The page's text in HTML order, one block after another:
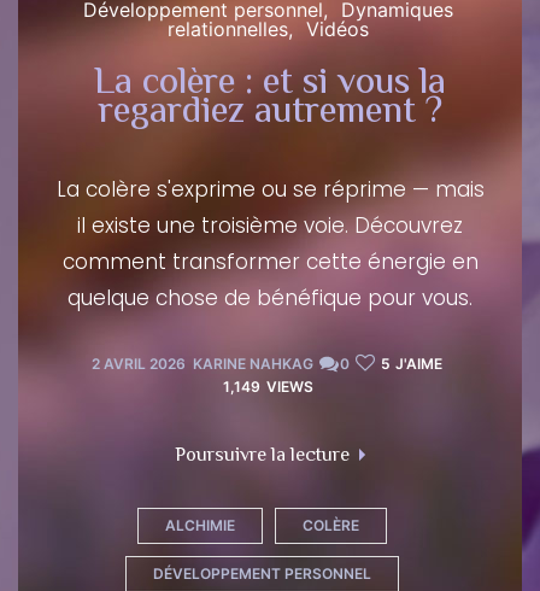
Inscription
Se Connecter
Développement personnel
Dynamiques
relationnelles
Vidéos
La colère : et si vous la
regardiez autrement ?
La colère s'exprime ou se réprime — mais
il existe une troisième voie. Découvrez
comment transformer cette énergie en
quelque chose de bénéfique pour vous.
2 AVRIL 2026 KARINE NAHKAG 0 5 J'AIME
1,149 VIEWS
Poursuivre la lecture"La colère : et si vous
ALCHIMIE COLÈRE
DÉVELOPPEMENT PERSONNEL